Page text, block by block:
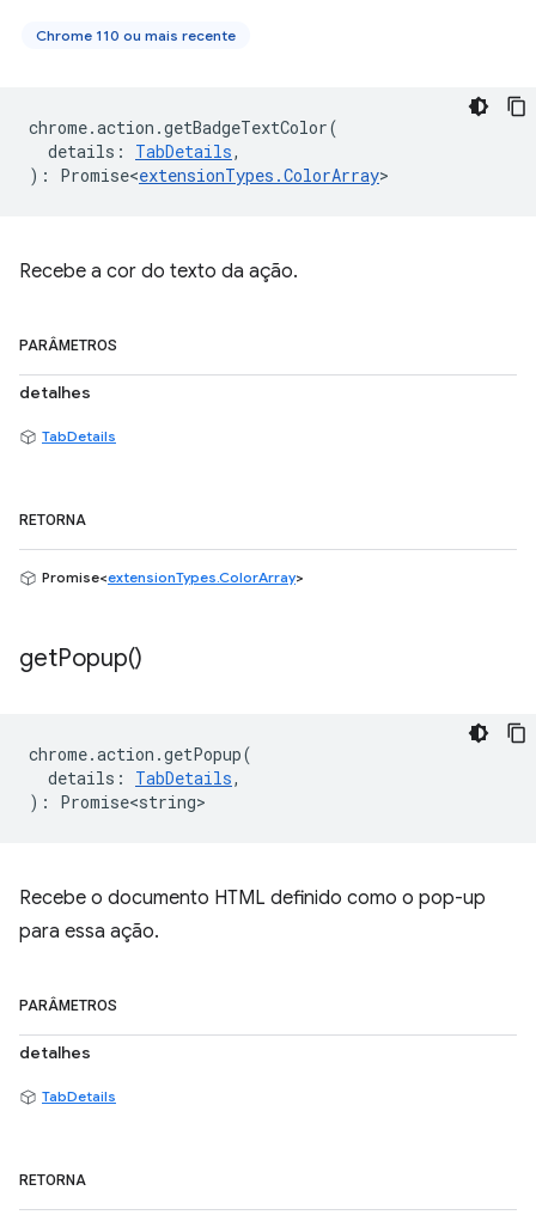
Chrome 110 ou mais recente
chrome.action .getBadgeTextColor(
details : TabDetails,
) : Promise<extensionTypes .ColorArray>
Recebe a cor do texto da ação.
PARÂMETROS
detalhes
TabDetails
RETORNA
Promise<extensionTypes.ColorArray>
getPopup()
chrome.action .getPopup(
details : TabDetails,
) : Promise<string>
Recebe o documento HTML definido como o pop-up
para essa ação.
PARÂMETROS
detalhes
TabDetails
RETORNA